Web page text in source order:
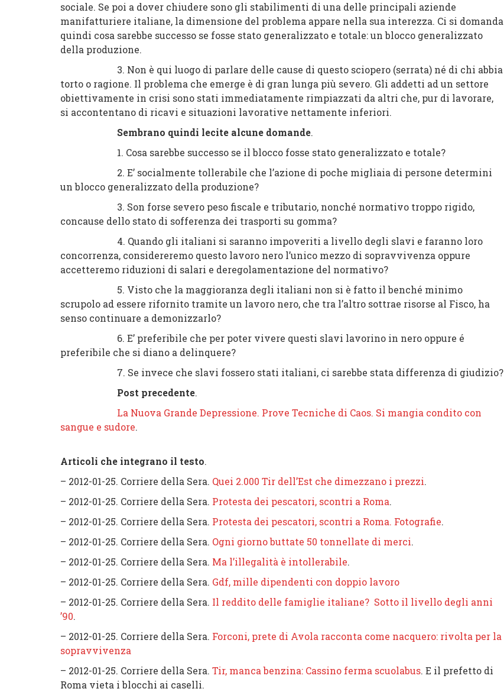
sociale. Se poi a dover chiudere sono gli stabilimenti di una delle principali aziende
manifatturiere italiane, la dimensione del problema appare nella sua interezza. Ci si domanda
quindi cosa sarebbe successo se fosse stato generalizzato e totale: un blocco generalizzato
della produzione.
3. Non è qui luogo di parlare delle cause di questo sciopero (serrata) né di chi abbia
torto o ragione. Il problema che emerge è di gran lunga più severo. Gli addetti ad un settore
obiettivamente in crisi sono stati immediatamente rimpiazzati da altri che, pur di lavorare,
si accontentano di ricavi e situazioni lavorative nettamente inferiori.
Sembrano quindi lecite alcune domande.
1. Cosa sarebbe successo se il blocco fosse stato generalizzato e totale?
2. E’ socialmente tollerabile che l’azione di poche migliaia di persone determini
un blocco generalizzato della produzione?
3. Son forse severo peso fiscale e tributario, nonché normativo troppo rigido,
concause dello stato di sofferenza dei trasporti su gomma?
4. Quando gli italiani si saranno impoveriti a livello degli slavi e faranno loro
concorrenza, considereremo questo lavoro nero l’unico mezzo di sopravvivenza oppure
accetteremo riduzioni di salari e deregolamentazione del normativo?
5. Visto che la maggioranza degli italiani non si è fatto il benché minimo
scrupolo ad essere rifornito tramite un lavoro nero, che tra l’altro sottrae risorse al Fisco, ha
senso continuare a demonizzarlo?
6. E’ preferibile che per poter vivere questi slavi lavorino in nero oppure é
preferibile che si diano a delinquere?
7. Se invece che slavi fossero stati italiani, ci sarebbe stata differenza di giudizio?
Post precedente.
La Nuova Grande Depressione. Prove Tecniche di Caos. Si mangia condito con
sangue e sudore.
Articoli che integrano il testo.
– 2012-01-25. Corriere della Sera. Quei 2.000 Tir dell’Est che dimezzano i prezzi.
– 2012-01-25. Corriere della Sera. Protesta dei pescatori, scontri a Roma.
– 2012-01-25. Corriere della Sera. Protesta dei pescatori, scontri a Roma. Fotografie.
– 2012-01-25. Corriere della Sera. Ogni giorno buttate 50 tonnellate di merci.
– 2012-01-25. Corriere della Sera. Ma l’illegalità è intollerabile.
– 2012-01-25. Corriere della Sera. Gdf, mille dipendenti con doppio lavoro
– 2012-01-25. Corriere della Sera. Il reddito delle famiglie italiane? Sotto il livello degli anni
’90.
– 2012-01-25. Corriere della Sera. Forconi, prete di Avola racconta come nacquero: rivolta per la
sopravvivenza
– 2012-01-25. Corriere della Sera. Tir, manca benzina: Cassino ferma scuolabus. E il prefetto di
Roma vieta i blocchi ai caselli.